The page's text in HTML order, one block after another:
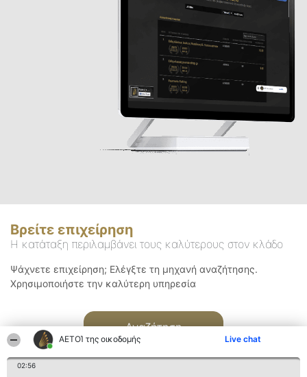
ΑΕΤΟΊ της οικοδομής Live chat
02:56
Βρείτε επιχείρηση
Η κατάταξη περιλαμβάνει τους καλύτερους στον κλάδο
Ψάχνετε επιχείρηση; Ελέγξτε τη μηχανή αναζήτησης.
Χρησιμοποιήστε την καλύτερη υπηρεσία
Αναζήτηση